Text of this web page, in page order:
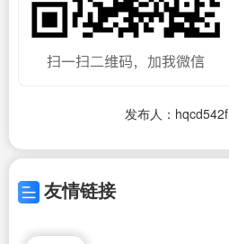
发布人：hqcd542f
友情链接